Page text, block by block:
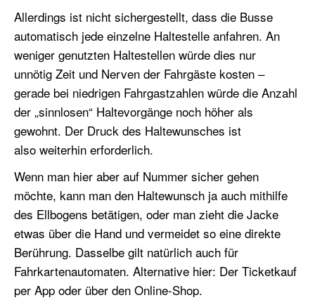
Allerdings ist nicht sichergestellt, dass die Busse
automatisch jede einzelne Haltestelle anfahren. An
weniger genutzten Haltestellen würde dies nur
unnötig Zeit und Nerven der Fahrgäste kosten –
gerade bei niedrigen Fahrgastzahlen würde die Anzahl
der „sinnlosen“ Haltevorgänge noch höher als
gewohnt. Der Druck des Haltewunsches ist
also weiterhin erforderlich.
Wenn man hier aber auf Nummer sicher gehen
möchte, kann man den Haltewunsch ja auch mithilfe
des Ellbogens betätigen, oder man zieht die Jacke
etwas über die Hand und vermeidet so eine direkte
Berührung. Dasselbe gilt natürlich auch für
Fahrkartenautomaten. Alternative hier: Der Ticketkauf
per App oder über den Online-Shop.